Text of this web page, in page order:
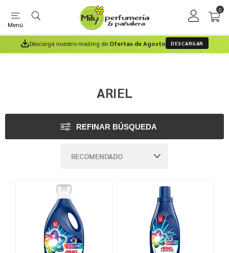
Menú
0
Descargá nuestro mailing de Ofertas de Agosto DESCARGAR
ARIEL
REFINAR BÚSQUEDA